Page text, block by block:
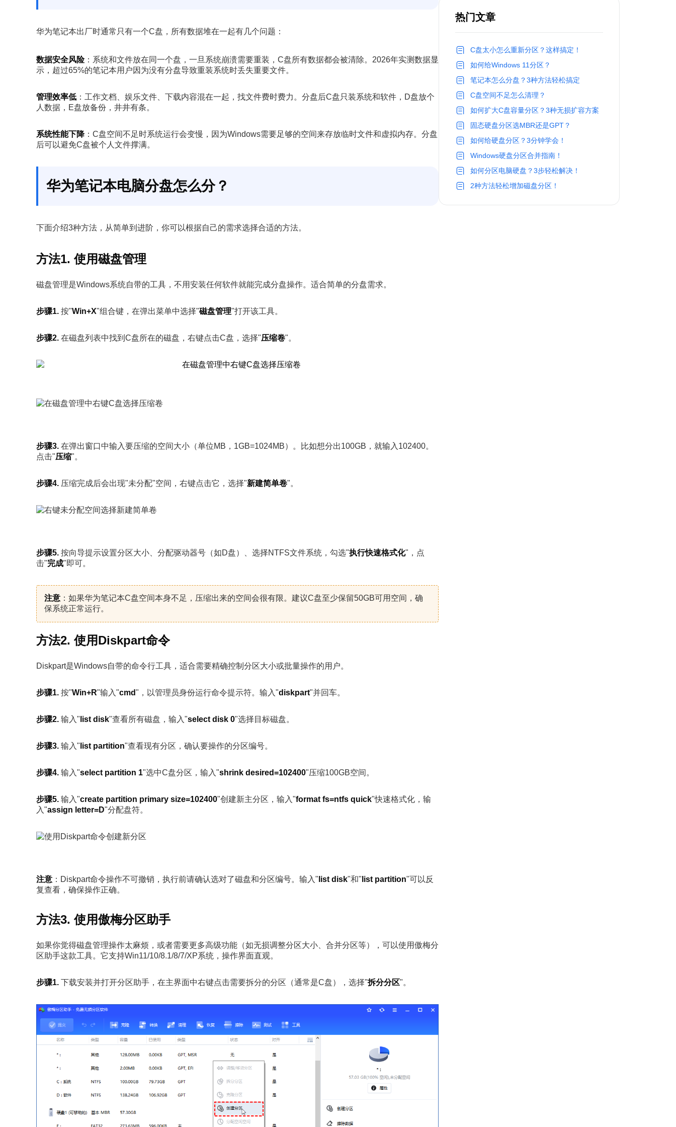
华为笔记本出厂时通常只有一个C盘，所有数据堆在一起有几个问题：
数据安全风险：系统和文件放在同一个盘，一旦系统崩溃需要重装，C盘所有数据都会被清除。2026年实测数据显
示，超过65%的笔记本用户因为没有分盘导致重装系统时丢失重要文件。
管理效率低 ：工作文档、娱乐文件、下载内容混在一起，找文件费时费力。分盘后C盘只装系统和软件，D盘放个
人数据，E盘放备份，井井有条。
系统性能下降：C盘空间不足时系统运行会变慢，因为Windows需要足够的空间来存放临时文件和虚拟内存。分盘
后可以避免C盘被个人文件撑满。
华为笔记本电脑分盘怎么分？
下面介绍3种方法，从简单到进阶，你可以根据自己的需求选择合适的方法。
方法1. 使用磁盘管理
磁盘管理是Windows系统自带的工具，不用安装任何软件就能完成分盘操作。适合简单的分盘需求。
步骤1. 按"Win+X"组合键，在弹出菜单中选择"磁盘管理"打开该工具。
步骤2. 在磁盘列表中找到C盘所在的磁盘，右键点击C盘，选择"压缩卷"。
步骤3. 在弹出窗口中输入要压缩的空间大小（单位MB，1GB=1024MB）。比如想分出100GB，就输入102400。
点击"压缩"。
步骤4. 压缩完成后会出现"未分配"空间，右键点击它，选择"新建简单卷"。
步骤5. 按向导提示设置分区大小、分配驱动器号（如D盘）、选择NTFS文件系统，勾选"执行快速格式化"，点
击"完成"即可。
注意 ：如果华为笔记本C盘空间本身不足，压缩出来的空间会很有限。建议C盘至少保留50GB可用空间，确
保系统正常运行。
方法2. 使用Diskpart命令
Diskpart是Windows自带的命令行工具，适合需要精确控制分区大小或批量操作的用户。
步骤1. 按"Win+R"输入"cmd"，以管理员身份运行命令提示符。输入"diskpart"并回车。
步骤2. 输入" list disk"查看所有磁盘，输入"select disk 0"选择目标磁盘。
步骤3. 输入" list partition"查看现有分区，确认要操作的分区编号。
步骤4. 输入"select partition 1"选中C盘分区，输入"shrink desired=102400"压缩100GB空间。
步骤5. 输入"create partition primary size=102400"创建新主分区，输入"format fs=ntfs quick"快速格式化，输
入"assign letter=D"分配盘符。
注意 ：Diskpart命令操作不可撤销，执行前请确认选对了磁盘和分区编号。输入" list disk"和" list partition"可以反
复查看，确保操作正确。
方法3. 使用傲梅分区助手
如果你觉得磁盘管理操作太麻烦，或者需要更多高级功能（如无损调整分区大小、合并分区等），可以使用傲梅分
区助手这款工具。它支持Win11/10/8.1/8/7/XP系统，操作界面直观。
步骤1. 下载安装并打开分区助手，在主界面中右键点击需要拆分的分区（通常是C盘），选择"拆分分区"。
热门文章
C盘太小怎么重新分区？这样搞定！
如何给Windows 11分区？
笔记本怎么分盘？3种方法轻松搞定
C盘空间不足怎么清理？
如何扩大C盘容量分区？3种无损扩容方案
固态硬盘分区选MBR还是GPT？
如何给硬盘分区？3分钟学会！
Windows硬盘分区合并指南！
如何分区电脑硬盘？3步轻松解决！
2种方法轻松增加磁盘分区！